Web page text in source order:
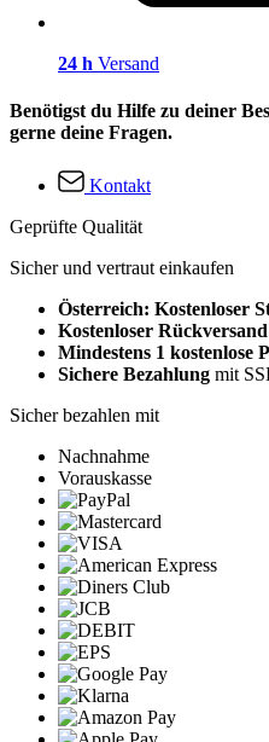
24 h Versand
Benötigst du Hilfe zu deiner
gerne deine Fragen.
Kontakt
Geprüfte Qualität
Sicher und vertraut einkaufen
Österreich: Kostenloser
Kostenloser Rückversand
Mindestens 1 kostenlose
Sichere Bezahlung mit
Sicher bezahlen mit
Nachnahme
Vorauskasse